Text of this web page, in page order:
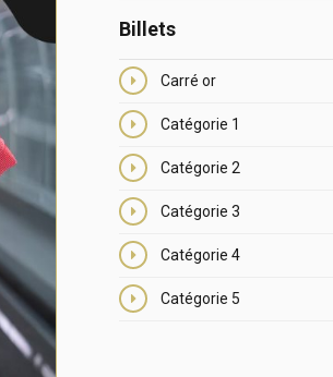
Billets
Carré or
Catégorie 1
Catégorie 2
Catégorie 3
Catégorie 4
Catégorie 5